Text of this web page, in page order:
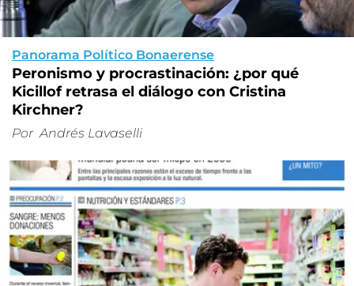
Panorama Político Bonaerense
Peronismo y procrastinación: ¿por qué
Kicillof retrasa el diálogo con Cristina
Kirchner?
Por Andrés Lavaselli